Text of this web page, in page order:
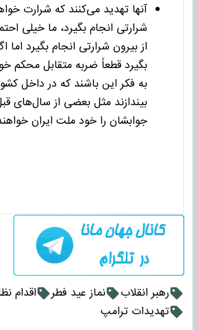
آنها تهدید می‌کنند که شرارت
شرارتی انجام بگیرد، ما خیلی
از بیرون شرارتی انجام بگیرد اما
بگیرد قطعاً ضربه متقابل محکم
به فکر این باشند که در داخل
بیندازند مثل بعضی از سال‌های
جوابشان را خود ملت ایران
رهبر انقلاب نماز عید فطر
اقدام
تهدیدات ترامپ